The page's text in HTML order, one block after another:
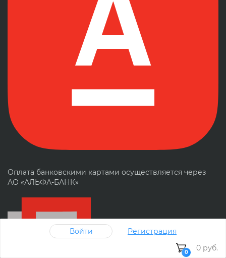
Оплата банковскими картами осуществляется через
АО «АЛЬФА-БАНК»
Войти Регистрация
0 0 руб.